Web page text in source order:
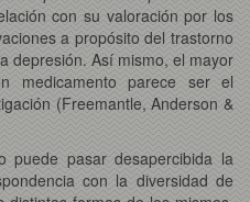
con su valoración por los
a propósito del trastorno
depresión. Así mismo, el mayor
medicamento parece ser el
(Freemantle, Anderson &
puede pasar desapercibida la
con la diversidad de